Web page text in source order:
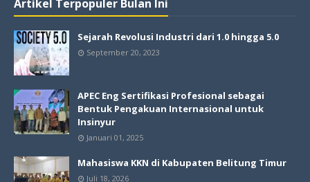
Artikel Terpopuler Bulan Ini
Sejarah Revolusi Industri dari 1.0 hingga 5.0
September 20, 2023
APEC Eng Sertifikasi Profesional sebagai
Bentuk Pengakuan Internasional untuk
Insinyur
Januari 01, 2025
Mahasiswa KKN di Kabupaten Belitung Timur
Juli 18, 2026